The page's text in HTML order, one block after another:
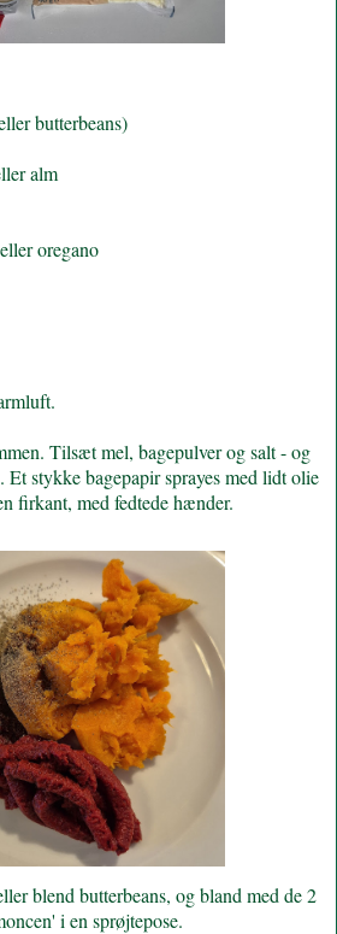
butterbeans)
alm
oregano
Tilsæt mel, bagepulver og salt - og
Et stykke bagepapir sprayes med lidt olie
firkant, med fedtede hænder.
blend butterbeans, og bland med de 2
i en sprøjtepose.